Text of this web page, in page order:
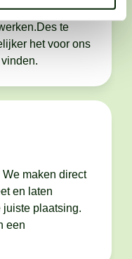
het werk, wie
te
het voor ons
maken direct
en laten
plaatsing.
een